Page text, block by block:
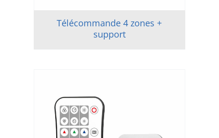
Télécommande 4 zones +
support